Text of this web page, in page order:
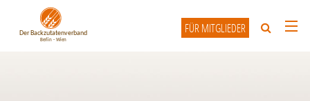
FÜR MITGLIEDER